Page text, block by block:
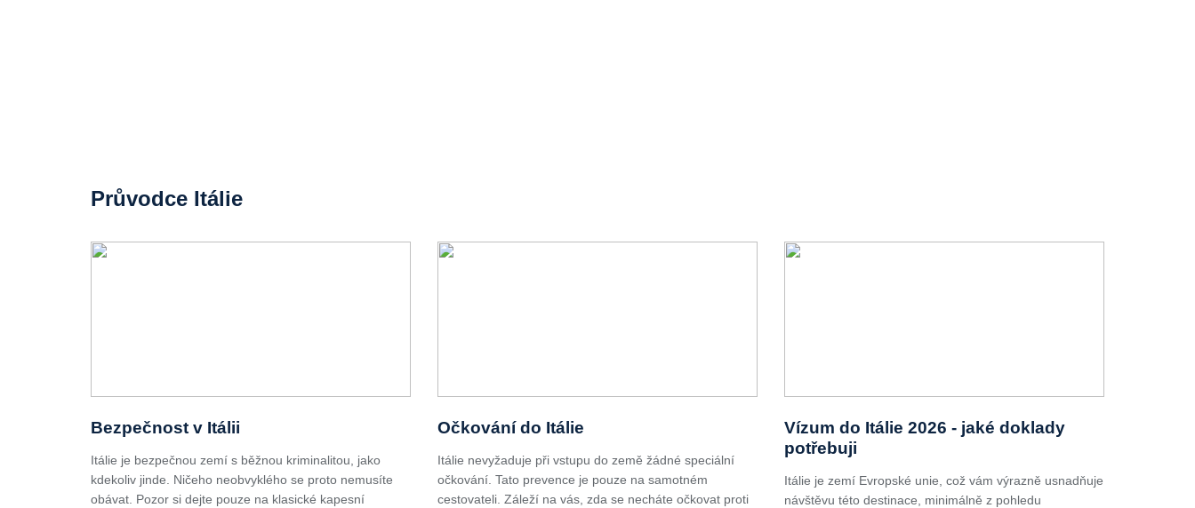
Průvodce Itálie
Bezpečnost v Itálii
Itálie je bezpečnou zemí s běžnou kriminalitou, jako
kdekoliv jinde. Ničeho neobvyklého se proto nemusíte
obávat. Pozor si dejte pouze na klasické kapesní
Očkování do Itálie
Itálie nevyžaduje při vstupu do země žádné speciální
očkování. Tato prevence je pouze na samotném
cestovateli. Záleží na vás, zda se necháte očkovat proti
Vízum do Itálie 2026 - jaké doklady
potřebuji
Itálie je zemí Evropské unie, což vám výrazně usnadňuje
návštěvu této destinace, minimálně z pohledu